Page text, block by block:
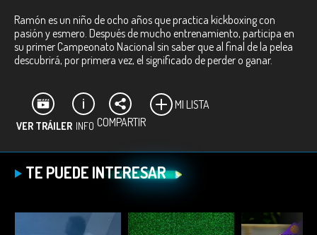
Ramón es un niño de ocho años que practica kickboxing con
pasión y esmero. Después de mucho entrenamiento, participa en
su primer Campeonato Nacional sin saber que al final de la pelea
descubrirá, por primera vez, el significado de perder o ganar.
VER TRÁILER INFO COMPARTIR
MI LISTA
Ficha técnica:
Director:Natalia Carolina Bernal Castillo.
Natalia Carolina Bernal Castillo.
Género:Documental.
Duración:
7 minutos.
TE PUEDE INTERESAR